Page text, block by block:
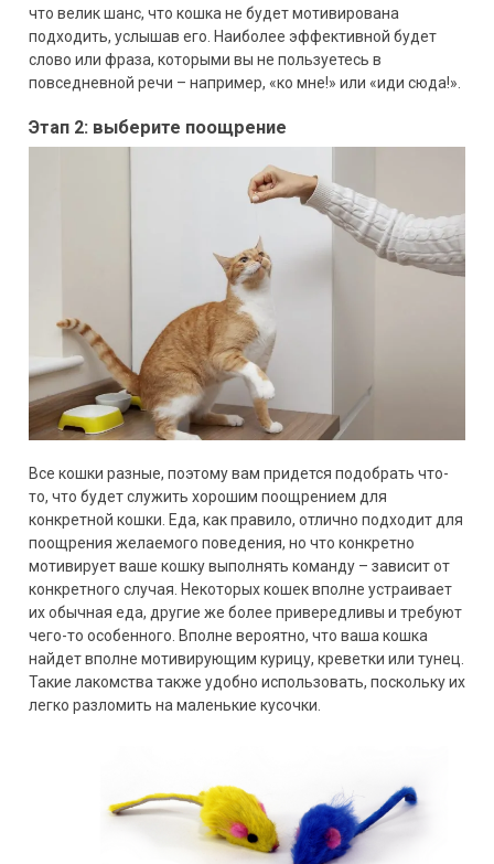
что велик шанс, что кошка не будет мотивирована
подходить, услышав его. Наиболее эффективной будет
слово или фраза, которыми вы не пользуетесь в
повседневной речи – например, «ко мне!» или «иди сюда!».
Этап 2: выберите поощрение
Все кошки разные, поэтому вам придется подобрать что-
то, что будет служить хорошим поощрением для
конкретной кошки. Еда, как правило, отлично подходит для
поощрения желаемого поведения, но что конкретно
мотивирует ваше кошку выполнять команду – зависит от
конкретного случая. Некоторых кошек вполне устраивает
их обычная еда, другие же более привередливы и требуют
чего-то особенного. Вполне вероятно, что ваша кошка
найдет вполне мотивирующим курицу, креветки или тунец.
Такие лакомства также удобно использовать, поскольку их
легко разломить на маленькие кусочки.